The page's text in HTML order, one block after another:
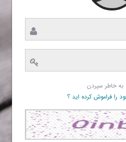
به خاطر سپردن
را فراموش کرده اید ؟